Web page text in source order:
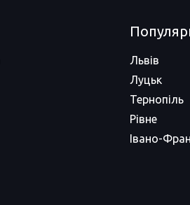
Львів
Луцьк
Тернопіль
Рівне
Івано-